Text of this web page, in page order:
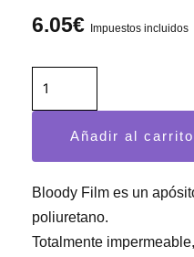
6.05€ Impuestos incluidos
cantidad
Añadir al carrito
Bloody Film es un
poliuretano.
Totalmente